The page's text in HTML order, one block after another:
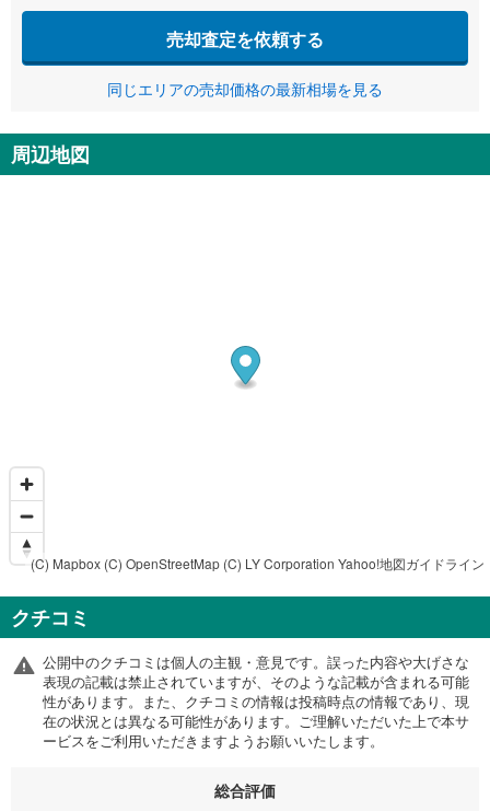
売却査定を依頼する
同じエリアの売却価格の最新相場を見る
周辺地図
(C) Mapbox (C) OpenStreetMap (C) LY Corporation Yahoo!地図ガイドライン
クチコミ
公開中のクチコミは個人の主観・意見です。誤った内容や大げさな
表現の記載は禁止されていますが、そのような記載が含まれる可能
性があります。また、クチコミの情報は投稿時点の情報であり、現
在の状況とは異なる可能性があります。ご理解いただいた上で本サ
ービスをご利用いただきますようお願いいたします。
総合評価